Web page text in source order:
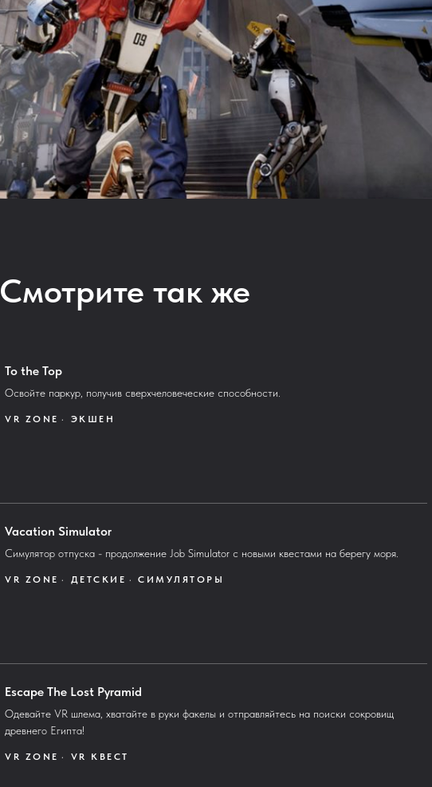
Смотрите так же
To the Top
Освойте паркур, получив сверхчеловеческие способности.
VR ZONE ЭКШЕН
Vacation Simulator
Симулятор отпуска - продолжение Job Simulator с новыми квестами на берегу моря.
VR ZONE ДЕТСКИЕ СИМУЛЯТОРЫ
Escape The Lost Pyramid
Одевайте VR шлема, хватайте в руки факелы и отправляйтесь на поиски сокровищ
древнего Египта!
VR ZONE VR КВЕСТ